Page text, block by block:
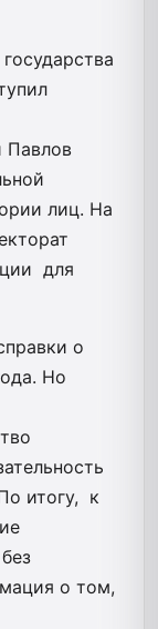
Павлов
лиц. На
для
о
Но
итогу, к
о том,